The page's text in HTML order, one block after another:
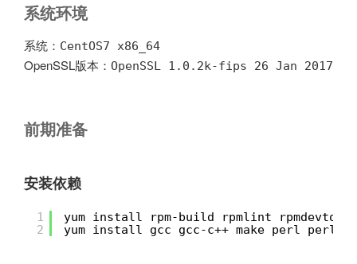
系统环境
系统： CentOS7 x86_64
OpenSSL版本： OpenSSL 1.0.2k-fips 26 Jan 2017
前期准备
安装依赖
1
2
yum install rpm-build rpmlint rpmdevtools
yum install gcc gcc-c++ make perl perl-